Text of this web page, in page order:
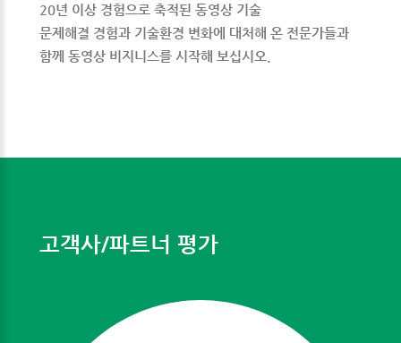
20년 이상 경험으로 축적된 동영상 기술
문제해결 경험과 기술환경 변화에 대처해 온 전문가들과
함께 동영상 비지니스를 시작해 보십시오.
고객사/파트너 평가